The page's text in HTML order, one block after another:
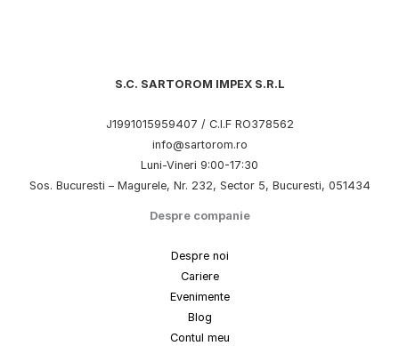
S.C. SARTOROM IMPEX S.R.L
J1991015959407 / C.I.F RO378562
info@sartorom.ro
Luni-Vineri 9:00-17:30
Sos. Bucuresti – Magurele, Nr. 232, Sector 5, Bucuresti, 051434
Despre companie
Despre noi
Cariere
Evenimente
Blog
Contul meu